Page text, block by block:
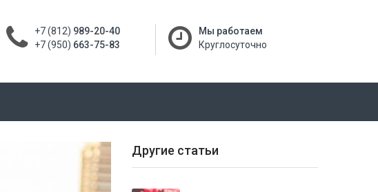
+7 (812) 989-20-40
+7 (950) 663-75-83
Мы работаем
Круглосуточно
Другие статьи